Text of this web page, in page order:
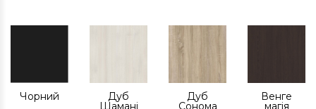
Чорний Дуб
Шамані
Дуб
Сонома
Венге
магія